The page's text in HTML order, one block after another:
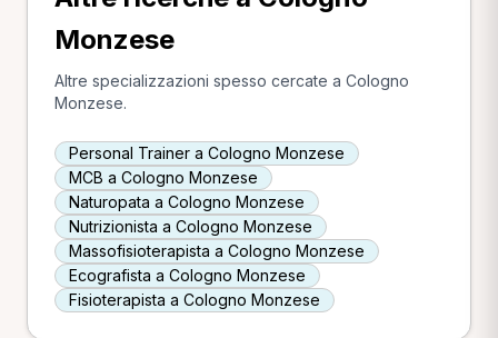
Monzese
Altre specializzazioni spesso cercate a Cologno
Monzese.
Personal Trainer a Cologno Monzese
MCB a Cologno Monzese
Naturopata a Cologno Monzese
Nutrizionista a Cologno Monzese
Massofisioterapista a Cologno Monzese
Ecografista a Cologno Monzese
Fisioterapista a Cologno Monzese